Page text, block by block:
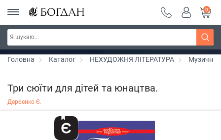
РОЗПРОДАЖ ~ 150 грн ~ 200 грн ~ 250 грн ~
300 грн ~ РОЗПРОДАЖ
Дізнатись більше
0
Головна Каталог НЕХУДОЖНЯ ЛІТЕРАТУРА Музичні
Три сюїти для дітей та юнацтва.
Дербенко Є.